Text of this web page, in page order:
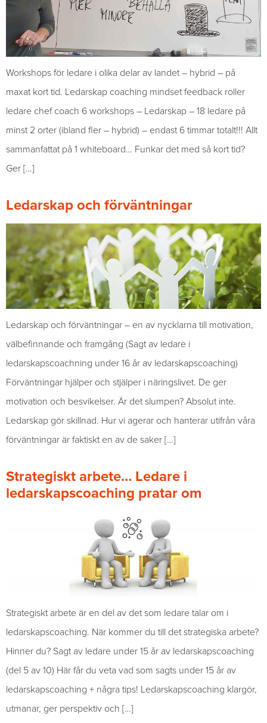
Workshops för ledare i olika delar av landet – hybrid – på
maxat kort tid. Ledarskap coaching mindset feedback roller
ledare chef coach 6 workshops – Ledarskap – 18 ledare på
minst 2 orter (ibland fler – hybrid) – endast 6 timmar totalt!!! Allt
sammanfattat på 1 whiteboard… Funkar det med så kort tid?
Ger […]
Ledarskap och förväntningar
Ledarskap och förväntningar – en av nycklarna till motivation,
välbefinnande och framgång (Sagt av ledare i
ledarskapscoachning under 16 år av ledarskapscoaching)
Förväntningar hjälper och stjälper i näringslivet. De ger
motivation och besvikelser. Är det slumpen? Absolut inte.
Ledarskap gör skillnad. Hur vi agerar och hanterar utifrån våra
förväntningar är faktiskt en av de saker […]
Strategiskt arbete… Ledare i
ledarskapscoaching pratar om
Strategiskt arbete är en del av det som ledare talar om i
ledarskapscoaching. När kommer du till det strategiska arbete?
Hinner du? Sagt av ledare under 15 år av ledarskapscoaching
(del 5 av 10) Här får du veta vad som sagts under 15 år av
ledarskapscoaching + några tips! Ledarskapscoaching klargör,
utmanar, ger perspektiv och […]